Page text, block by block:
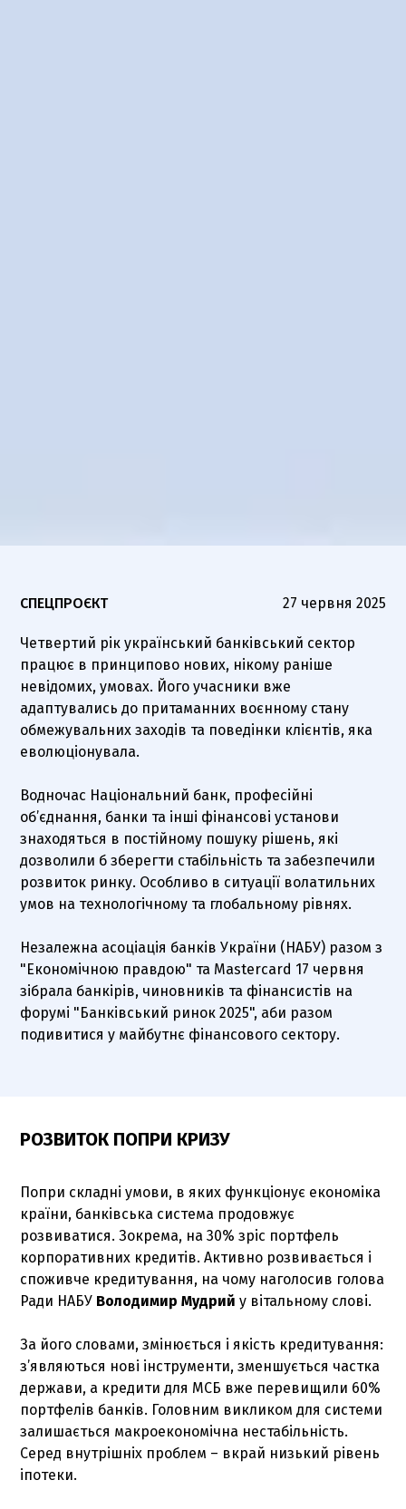
СПЕЦПРОЄКТ 27 червня 2025
Четвертий рік український банківський сектор
працює в принципово нових, нікому раніше
невідомих, умовах. Його учасники вже
адаптувались до притаманних воєнному стану
обмежувальних заходів та поведінки клієнтів, яка
еволюціонувала.
Водночас Національний банк, професійні
об’єднання, банки та інші фінансові установи
знаходяться в постійному пошуку рішень, які
дозволили б зберегти стабільність та забезпечили
розвиток ринку. Особливо в ситуації волатильних
умов на технологічному та глобальному рівнях.
Незалежна асоціація банків України (НАБУ) разом з
"Економічною правдою" та Mastercard 17 червня
зібрала банкірів, чиновників та фінансистів на
форумі "Банківський ринок 2025", аби разом
подивитися у майбутнє фінансового сектору.
РОЗВИТОК ПОПРИ КРИЗУ
Попри складні умови, в яких функціонує економіка
країни, банківська система продовжує
розвиватися. Зокрема, на 30% зріс портфель
корпоративних кредитів. Активно розвивається і
споживче кредитування, на чому наголосив голова
Ради НАБУ Володимир Мудрийу вітальному слові.
За його словами, змінюється і якість кредитування:
з’являються нові інструменти, зменшується частка
держави, а кредити для МСБ вже перевищили 60%
портфелів банків. Головним викликом для системи
залишається макроекономічна нестабільність.
Серед внутрішніх проблем – вкрай низький рівень
іпотеки.